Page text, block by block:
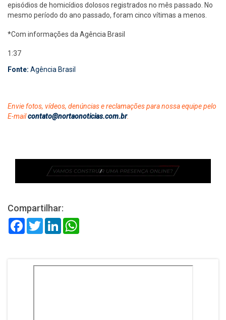
episódios de homicídios dolosos registrados no mês passado. No
mesmo período do ano passado, foram cinco vítimas a menos.
*Com informações da Agência Brasil
1:37
Fonte: Agência Brasil
Envie fotos, vídeos, denúncias e reclamações para nossa equipe pelo
E-mailcontato@nortaonoticias.com.br.
Compartilhar:
FacebookTwitterLinkedIn